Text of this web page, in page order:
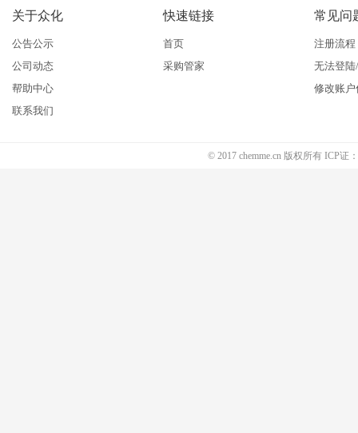
关于众化
公告公示
公司动态
帮助中心
联系我们
快速链接
首页
采购管家
常见问
注册流程
无法登
修改账户
© 2017 chemme.cn 版权所有 ICP证：